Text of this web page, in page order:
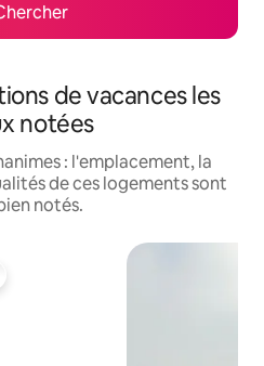
de vacances les
notées
: l'emplacement, la
de ces logements sont
notés.